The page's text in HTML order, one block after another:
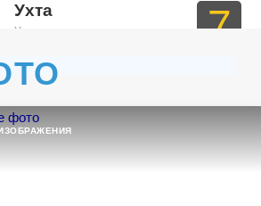
Ухта
Ухта 7
Тюмень
Матч-центр